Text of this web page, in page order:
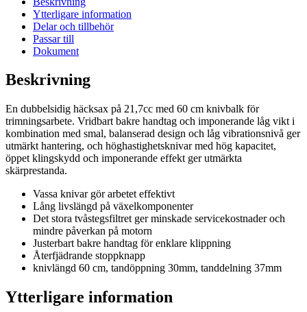
Ytterligare information
Delar och tillbehör
Passar till
Dokument
Beskrivning
En dubbelsidig häcksax på 21,7cc med 60 cm knivbalk för
trimningsarbete. Vridbart bakre handtag och imponerande låg vikt i
kombination med smal, balanserad design och låg vibrationsnivå ger
utmärkt hantering, och höghastighetsknivar med hög kapacitet,
öppet klingskydd och imponerande effekt ger utmärkta
skärprestanda.
Vassa knivar gör arbetet effektivt
Lång livslängd på växelkomponenter
Det stora tvåstegsfiltret ger minskade servicekostnader och
mindre påverkan på motorn
Justerbart bakre handtag för enklare klippning
Återfjädrande stoppknapp
knivlängd 60 cm, tandöppning 30mm, tanddelning 37mm
Ytterligare information